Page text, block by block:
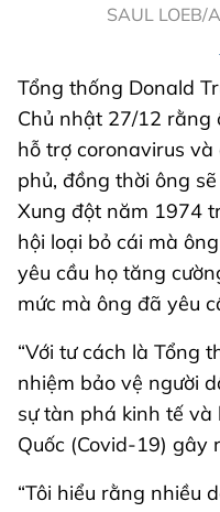
SAUL LOEB/
Tổng thống Donald
Chủ nhật 27/12 rằng
hỗ trợ coronavirus
phủ, đồng thời ông
Xung đột năm 1974
hội loại bỏ cái mà
yêu cầu họ tăng
mức mà ông đã yêu
“Với tư cách là Tổng
nhiệm bảo vệ người
sự tàn phá kinh tế và
Quốc (Covid-19) gây
“Tôi hiểu rằng nhiều